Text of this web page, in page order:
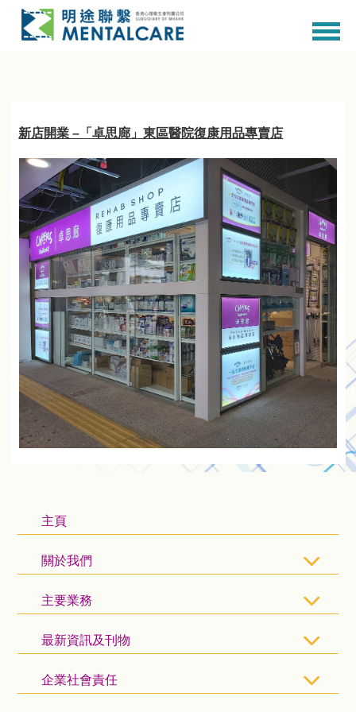
新店開業 –「卓思廊」東區醫院復康用品專賣店
主頁
關於我們
主要業務
最新資訊及刊物
企業社會責任